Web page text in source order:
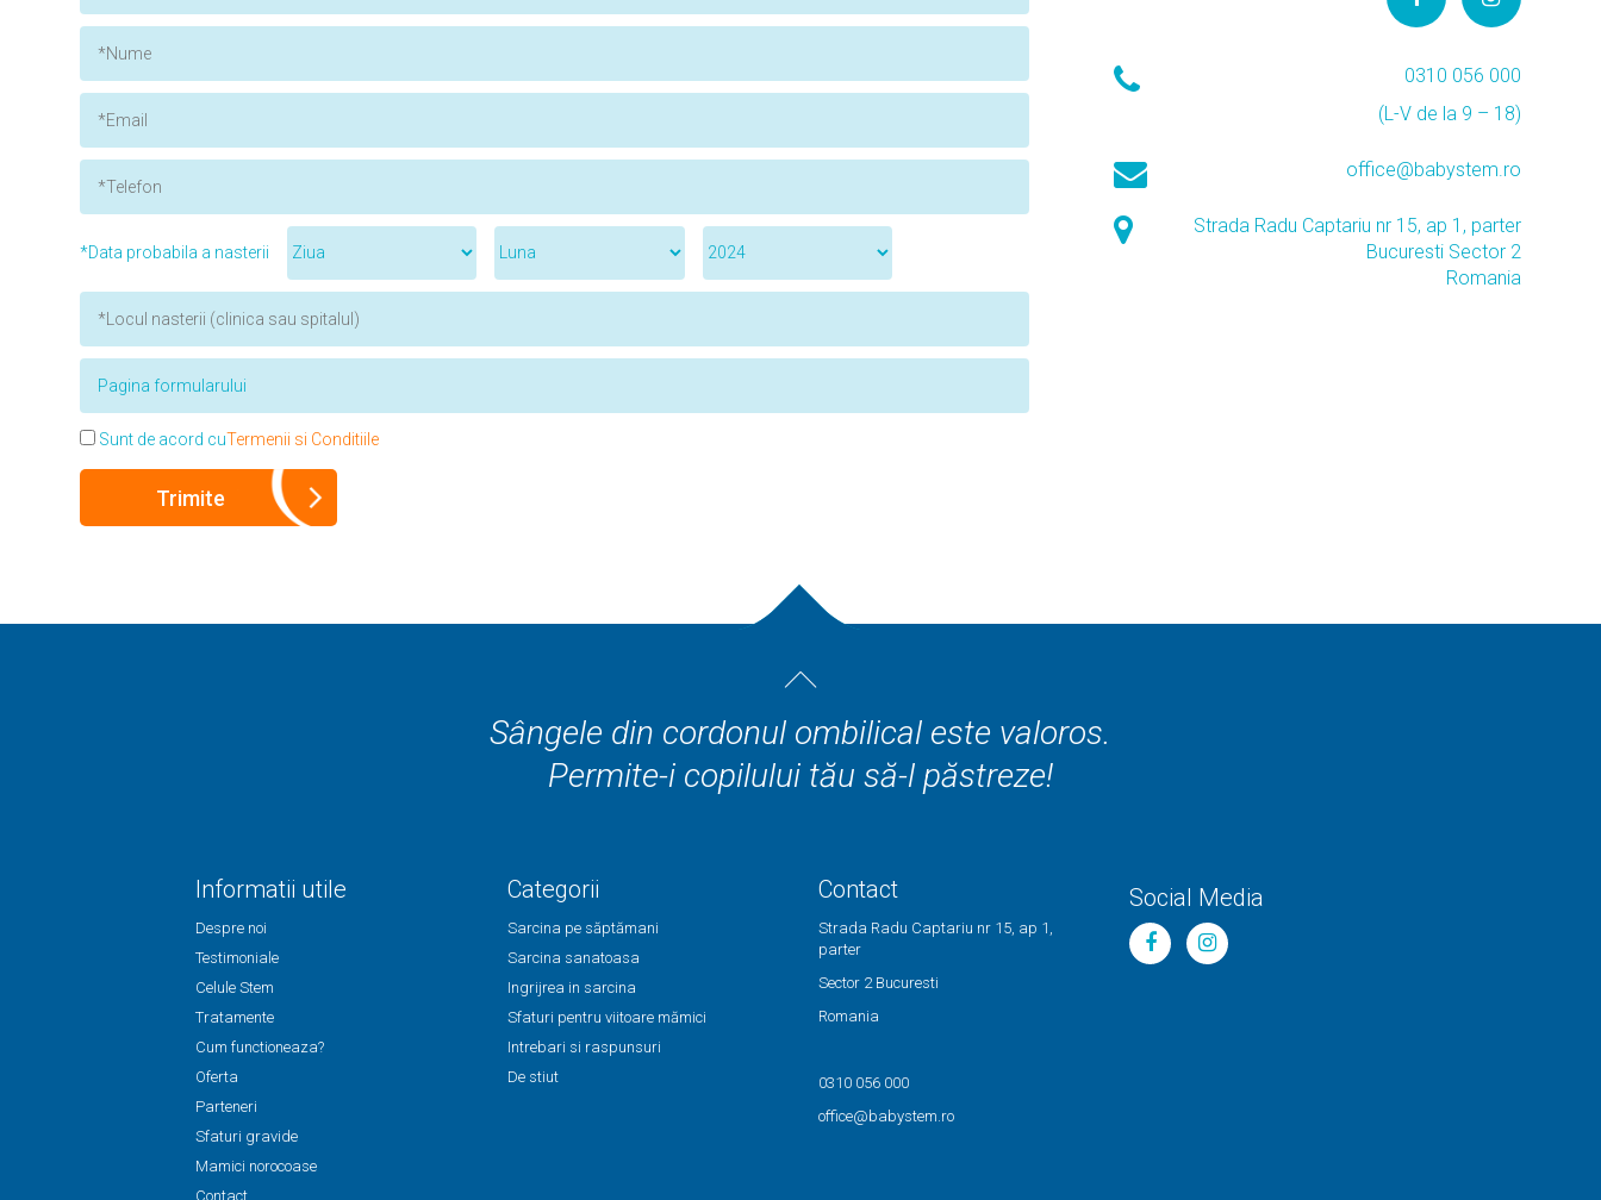
*Data probabila a nasterii
Sunt de acord cuTermenii si Conditiile
0310 056 000
(L-V de la 9 – 18)
office@babystem.ro
Strada Radu Captariu nr 15, ap 1, parter
Bucuresti Sector 2
Romania
Sângele din cordonul ombilical este valoros.
Permite-i copilului tău să-l păstreze!
Informatii utile
Despre noi
Testimoniale
Celule Stem
Tratamente
Cum functioneaza?
Oferta
Parteneri
Sfaturi gravide
Mamici norocoase
Contact
Categorii
Sarcina pe săptămani
Sarcina sanatoasa
Ingrijrea in sarcina
Sfaturi pentru viitoare mămici
Intrebari si raspunsuri
De stiut
Contact
Strada Radu Captariu nr 15, ap 1,
parter
Sector 2 Bucuresti
Romania
0310 056 000
office@babystem.ro
Social Media